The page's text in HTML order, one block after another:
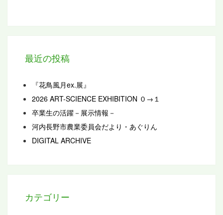
最近の投稿
『花鳥風月ex.展』
2026 ART-SCIENCE EXHIBITION ０→１
卒業生の活躍－展示情報－
河内長野市農業委員会だより・あぐりん
DIGITAL ARCHIVE
カテゴリー